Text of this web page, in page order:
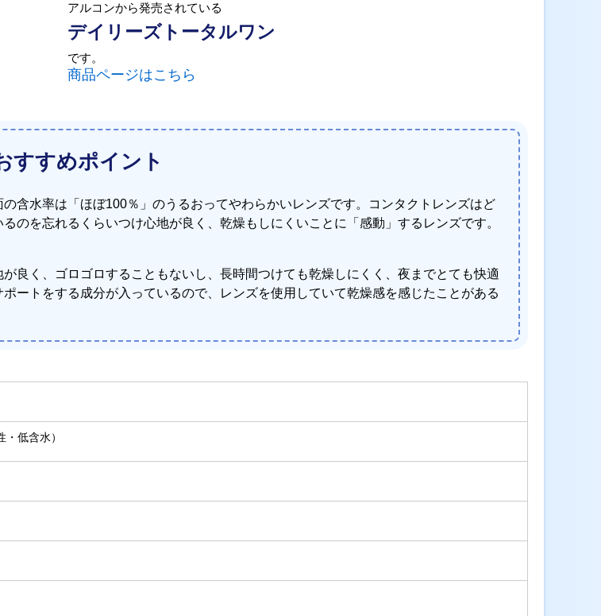
アルコンから発売されている
デイリーズトータルワン
です。
商品ページはこちら
すすめポイント
含水率は「ほぼ100％」のうるおってやわらかいレンズです。コンタクトレンズはど
のを忘れるくらいつけ心地が良く、乾燥もしにくいことに「感動」するレンズです。
良く、ゴロゴロすることもないし、長時間つけても乾燥しにくく、夜までとても快適
ートをする成分が入っているので、レンズを使用していて乾燥感を感じたことがある
低含水）